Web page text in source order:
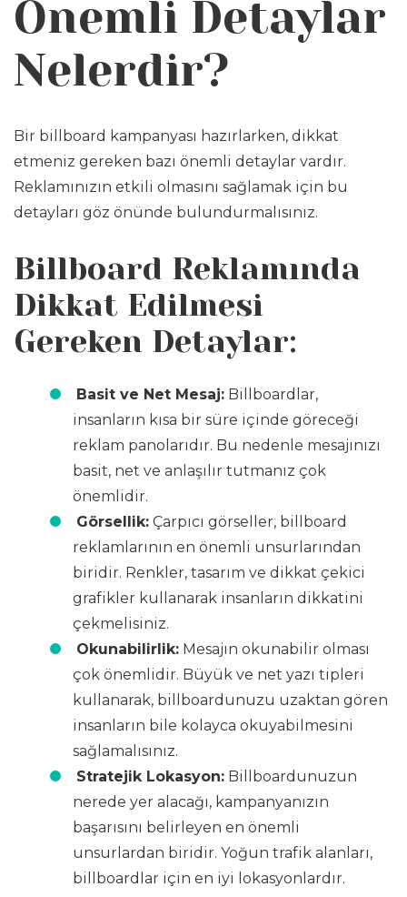
Önemli Detaylar
Nelerdir?
Bir billboard kampanyası hazırlarken, dikkat
etmeniz gereken bazı önemli detaylar vardır.
Reklamınızın etkili olmasını sağlamak için bu
detayları göz önünde bulundurmalısınız.
Billboard Reklamında
Dikkat Edilmesi
Gereken Detaylar:
Basit ve Net Mesaj: Billboardlar,
insanların kısa bir süre içinde göreceği
reklam panolarıdır. Bu nedenle mesajınızı
basit, net ve anlaşılır tutmanız çok
önemlidir.
Görsellik: Çarpıcı görseller, billboard
reklamlarının en önemli unsurlarından
biridir. Renkler, tasarım ve dikkat çekici
grafikler kullanarak insanların dikkatini
çekmelisiniz.
Okunabilirlik: Mesajın okunabilir olması
çok önemlidir. Büyük ve net yazı tipleri
kullanarak, billboardunuzu uzaktan gören
insanların bile kolayca okuyabilmesini
sağlamalısınız.
Stratejik Lokasyon: Billboardunuzun
nerede yer alacağı, kampanyanızın
başarısını belirleyen en önemli
unsurlardan biridir. Yoğun trafik alanları,
billboardlar için en iyi lokasyonlardır.